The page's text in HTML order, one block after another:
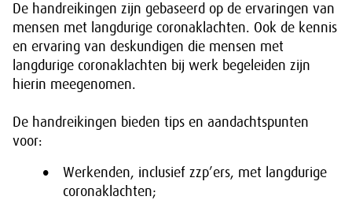
De handreikingen zijn gebaseerd op de ervaringen van
mensen met langdurige coronaklachten. Ook de kennis
en ervaring van deskundigen die mensen met
langdurige coronaklachten bij werk begeleiden zijn
hierin meegenomen.
De handreikingen bieden tips en aandachtspunten
voor:
Werkenden, inclusief zzp’ers, met langdurige
coronaklachten;